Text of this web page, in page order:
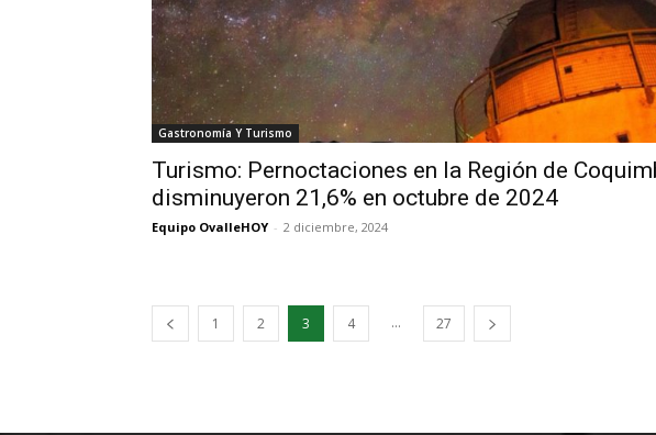
Gastronomía Y Turismo
Turismo: Pernoctaciones en la Región de
disminuyeron 21,6% en octubre de 2024
Equipo OvalleHOY - 2 diciembre, 2024
1 2 3 4 ... 27